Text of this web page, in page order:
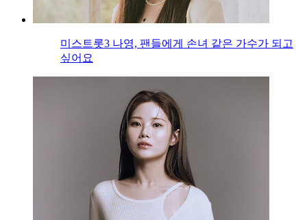
미스트롯3 나영, 팬들에게 손녀 같은 가수가 되고
싶어요